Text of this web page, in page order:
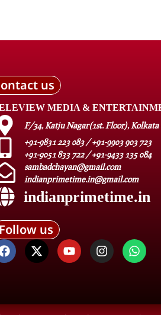
us
MEDIA &
F/34, Katju Nagar(1st. Floor), Kolkata
+91-9831 223 083 / +91-9903 903 723
+91-9051 833 722 / +91-9433 135 084
sambadchayan@gmail.com
indianprimetime.in@gmail.com
indianprimetime.in
Follow us